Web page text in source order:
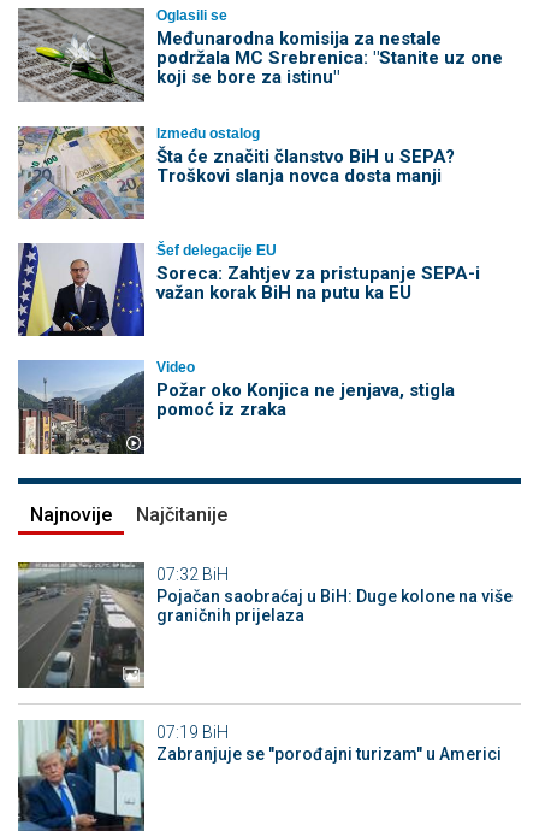
Oglasili se
Međunarodna komisija za nestale
podržala MC Srebrenica: "Stanite uz one
koji se bore za istinu"
Između ostalog
Šta će značiti članstvo BiH u SEPA?
Troškovi slanja novca dosta manji
Šef delegacije EU
Soreca: Zahtjev za pristupanje SEPA-i
važan korak BiH na putu ka EU
Video
Požar oko Konjica ne jenjava, stigla
pomoć iz zraka
Najnovije Najčitanije
07:32 BiH
Pojačan saobraćaj u BiH: Duge kolone na više
graničnih prijelaza
07:19 BiH
Zabranjuje se "porođajni turizam" u Americi